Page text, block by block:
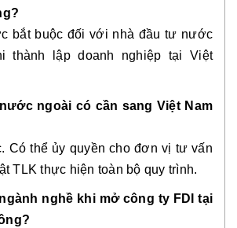
bắt buộc đối với nhà đầu tư nước
thành lập doanh nghiệp tại Việt
ngoài có cần sang Việt Nam
Có thể ủy quyền cho đơn vị tư vấn
TLK thực hiện toàn bộ quy trình.
nghề khi mở công ty FDI tại